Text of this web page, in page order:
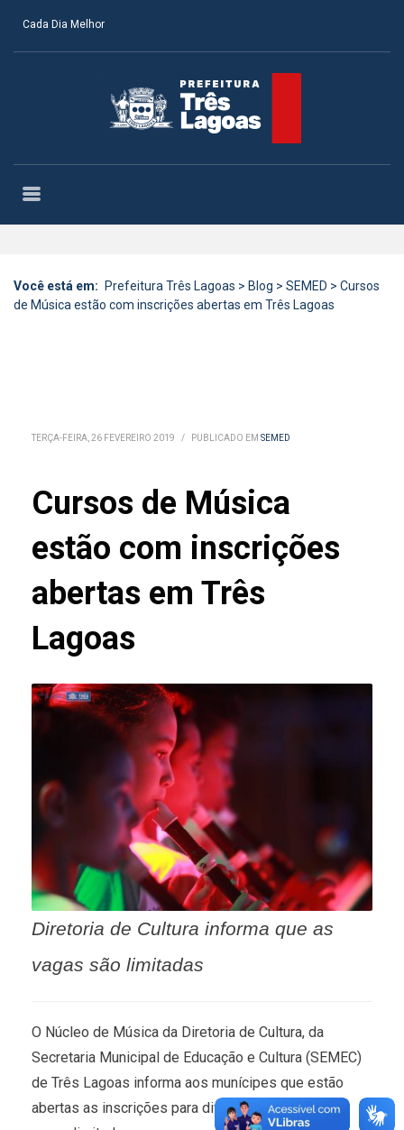
Cada Dia Melhor
Você está em: Prefeitura Três Lagoas > Blog > SEMED > Cursos
de Música estão com inscrições abertas em Três Lagoas
TERÇA-FEIRA, 26 FEVEREIRO 2019 / PUBLICADO EM SEMED
Cursos de Música
estão com inscrições
abertas em Três
Lagoas
Diretoria de Cultura informa que as
vagas são limitadas
O Núcleo de Música da Diretoria de Cultura, da
Secretaria Municipal de Educação e Cultura (SEMEC)
de Três Lagoas informa aos munícipes que estão
abertas as inscrições para diversos cursos com